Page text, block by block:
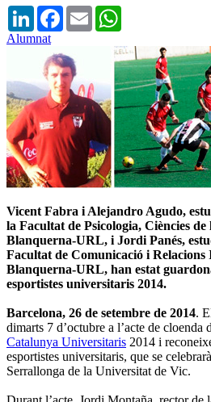
LinkedInFacebook
Email
Alumnat
Vicent Fabra i Alejandro Agudo,
la Facultat de Psicologia, Ciències
Blanquerna-URL, i Jordi Panés,
Facultat de Comunicació i Relacions
Blanquerna-URL, han estat
esportistes universitaris 2014.
Barcelona, 26 de setembre de 2014.
dimarts 7 d’octubre a l’acte de cloenda
Catalunya Universitaris 2014 i
esportistes universitaris, que se
Serrallonga de la Universitat de Vic.